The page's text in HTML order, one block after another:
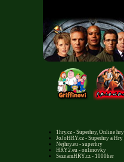
1hry.cz - Superhry, Online hry
JoJoHRY.cz - Superhry a
Nejhry.eu - superhry
HRY2.eu - onlinovky
SeznamHRY.cz - 1000her